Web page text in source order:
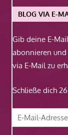
BLOG VIA E-
Gib deine E-
abonnieren und
via E-Mail zu
Schließe dich
E-
Mail-